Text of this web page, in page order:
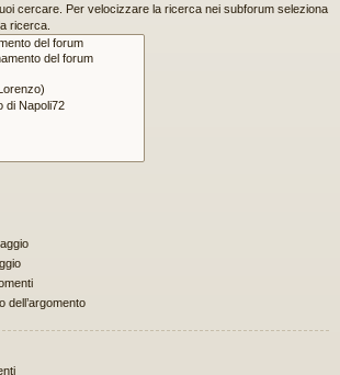
cercare. Per velocizzare la ricerca nei subforum seleziona
ricerca.
dell’argomento